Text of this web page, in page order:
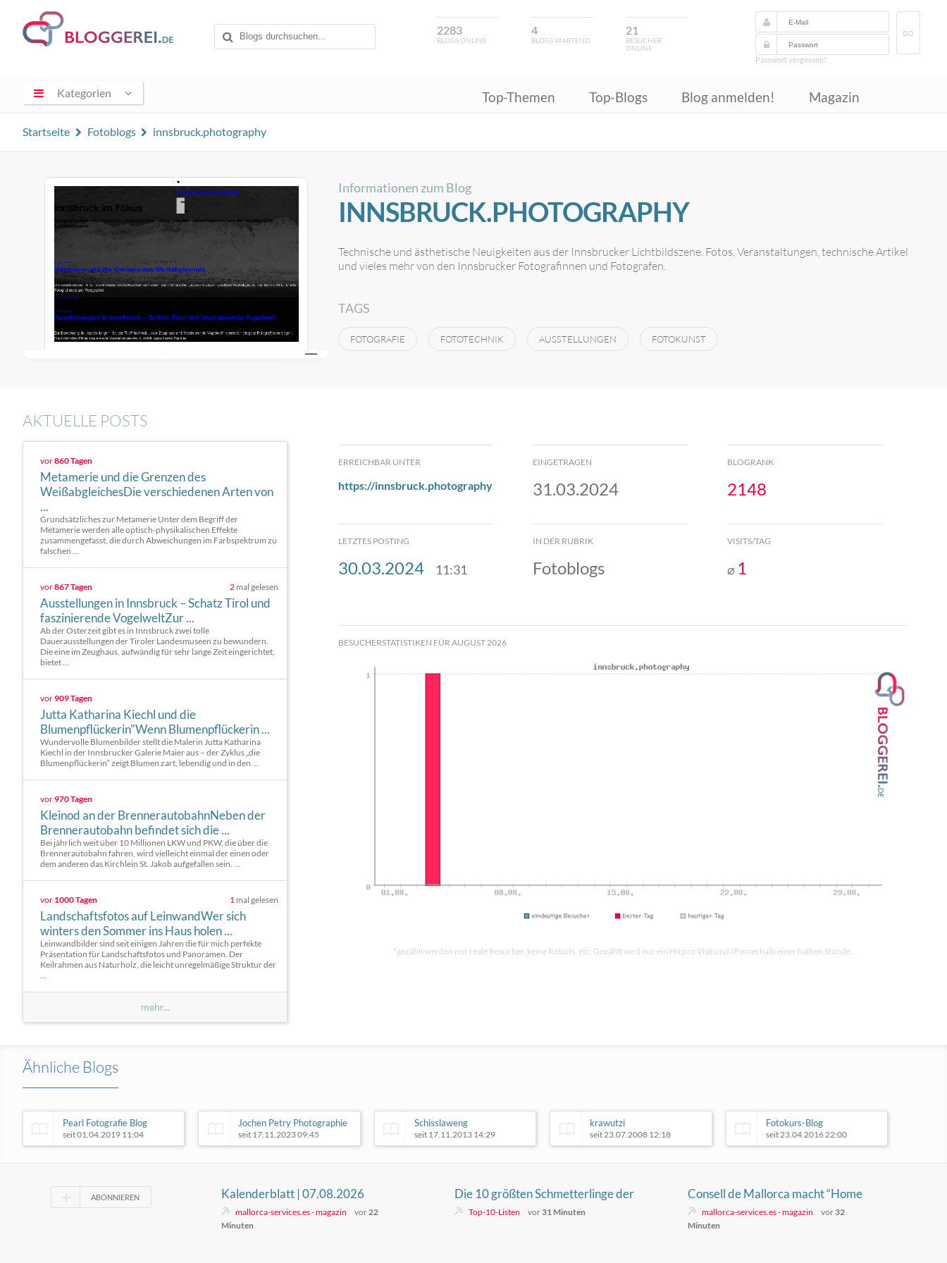
2283
BLOGS ONLINE
4
BLOGS WARTEND
21
BESUCHER
ONLINE
GO
Passwort vergessen?
Kategorien Top-Themen Top-Blogs Blog anmelden! Magazin
Startseite Fotoblogs innsbruck.photography
Informationen zum Blog
INNSBRUCK.PHOTOGRAPHY
Technische und ästhetische Neuigkeiten aus der Innsbrucker Lichtbildszene. Fotos, Veranstaltungen, technische Artikel
und vieles mehr von den Innsbrucker Fotografinnen und Fotografen.
TAGS
FOTOGRAFIE FOTOTECHNIK AUSSTELLUNGEN FOTOKUNST
AKTUELLE POSTS
vor860 Tagen
Metamerie und die Grenzen des
WeißabgleichesDie verschiedenen Arten von
...
Grundsätzliches zur Metamerie Unter dem Begriff der
Metamerie werden alle optisch-physikalischen Effekte
zusammengefasst, die durch Abweichungen im Farbspektrum zu
falschen ...
vor867 Tagen 2 mal gelesen
Ausstellungen in Innsbruck – Schatz Tirol und
faszinierende VogelweltZur ...
Ab der Osterzeit gibt es in Innsbruck zwei tolle
Dauerausstellungen der Tiroler Landesmuseen zu bewundern.
Die eine im Zeughaus, aufwändig für sehr lange Zeit eingerichtet,
bietet ...
vor909 Tagen
Jutta Katharina Kiechl und die
Blumenpflückerin"Wenn Blumenpflückerin ...
Wundervolle Blumenbilder stellt die Malerin Jutta Katharina
Kiechl in der Innsbrucker Galerie Maier aus – der Zyklus „die
Blumenpflückerin“ zeigt Blumen zart, lebendig und in den ...
vor970 Tagen
Kleinod an der BrennerautobahnNeben der
Brennerautobahn befindet sich die ...
Bei jährlich weit über 10 Millionen LKW und PKW, die über die
Brennerautobahn fahren, wird vielleicht einmal der einen oder
dem anderen das Kirchlein St. Jakob aufgefallen sein. ...
vor 1000 Tagen 1 mal gelesen
Landschaftsfotos auf LeinwandWer sich
winters den Sommer ins Haus holen ...
Leinwandbilder sind seit einigen Jahren die für mich perfekte
Präsentation für Landschaftsfotos und Panoramen. Der
Keilrahmen aus Naturholz, die leicht unregelmäßige Struktur der
...
mehr...
ERREICHBAR UNTER
https://innsbruck.photography
EINGETRAGEN
31.03.2024
BLOGRANK
2148
LETZTES POSTING
30.03.2024 11:31
IN DER RUBRIK
Fotoblogs
VISITS/TAG
⌀ 1
BESUCHERSTATISTIKEN FÜR AUGUST 2026
*gezählt werden nur reale Besucher, keine Robots, etc. Gezählt wird nur ein Hit pro Visit und IP innerhalb einer halben Stunde.
Ähnliche Blogs
Pearl Fotografie Blog
seit 01.04.2019 11:04
Jochen Petry Photographie
seit 17.11.2023 09:45
Schisslaweng
seit 17.11.2013 14:29
krawutzi
seit 23.07.2008 12:18
Fotokurs-Blog
seit 23.04.2016 22:00
ABONNIEREN Kalenderblatt | 07.08.2026
mallorca-services.es - magazin vor 22
Minuten
Die 10 größten Schmetterlinge der
WeltTop-10-Listen vor 31 Minuten
Consell de Mallorca macht “Home
Office” am Tag der Sonnenfinsternis
mallorca-services.es - magazin vor 32
Minuten